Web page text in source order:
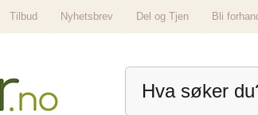
Tilbud Nyhetsbrev Del og Tjen
Bli